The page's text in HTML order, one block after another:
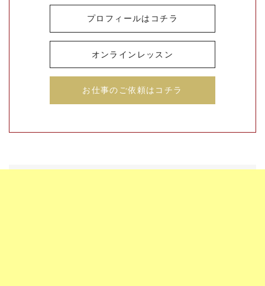
プロフィールはコチラ
オンラインレッスン
お仕事のご依頼はコチラ